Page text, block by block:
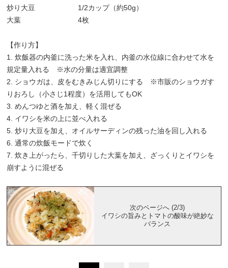
炒り大豆 1/2カップ（約50g）
大葉 4枚
【作り方】
1. 炊飯器の内釜に洗った米を入れ、内釜の水位線に合わせて水を
規定量入れる ※水の分量は適宜調整
2. ショウガは、皮をむきみじん切りにする ※市販のショウガす
りおろし（小さじ1程度）を活用してもOK
3. めんつゆと酒を加え、軽く混ぜる
4. イワシを米の上に並べ入れる
5. 炒り大豆を加え、オイルサーディンの残った油を回し入れる
6. 通常の炊飯モードで炊く
7. 炊き上がったら、千切りした大葉を加え、ざっくりとイワシを
崩すように混ぜる
次のページへ (2/3)
イワシの旨みとトマトの酸味が絶妙な
バランス